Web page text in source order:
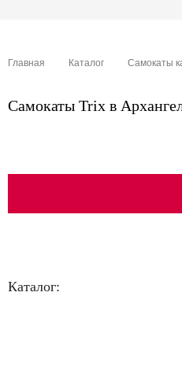
Главная Каталог Самокаты
Самокаты Trix в
Каталог: